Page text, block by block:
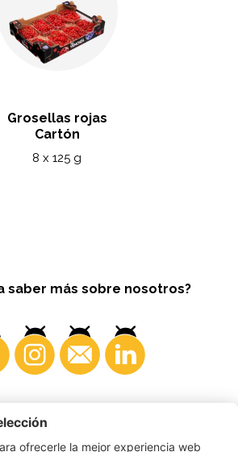
Grosellas rojas
Cartón
8 x 125 g
saber más sobre nosotros?
Consumidores